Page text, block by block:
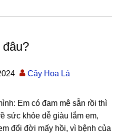
đâu?
Cây Hoa Lá
Em có đam mê sẵn rồi thì
sức khỏe dễ giàu lắm em,
đổi đời mấy hồi, vì bệnh của